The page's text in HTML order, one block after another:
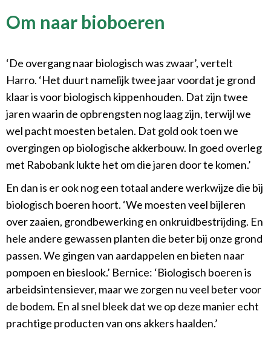
Om naar bioboeren
‘De overgang naar biologisch was zwaar’, vertelt
Harro. ‘Het duurt namelijk twee jaar voordat je grond
klaar is voor biologisch kippenhouden. Dat zijn twee
jaren waarin de opbrengsten nog laag zijn, terwijl we
wel pacht moesten betalen. Dat gold ook toen we
overgingen op biologische akkerbouw. In goed overleg
met Rabobank lukte het om die jaren door te komen.’
En dan is er ook nog een totaal andere werkwijze die bij
biologisch boeren hoort. ‘We moesten veel bijleren
over zaaien, grondbewerking en onkruidbestrijding. En
hele andere gewassen planten die beter bij onze grond
passen. We gingen van aardappelen en bieten naar
pompoen en bieslook.’ Bernice: ‘Biologisch boeren is
arbeidsintensiever, maar we zorgen nu veel beter voor
de bodem. En al snel bleek dat we op deze manier echt
prachtige producten van ons akkers haalden.’